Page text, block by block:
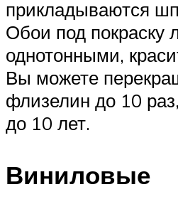
прикладываются
Обои под покраску
однотонными,
Вы можете
флизелин до 10
до 10 лет.
Виниловые